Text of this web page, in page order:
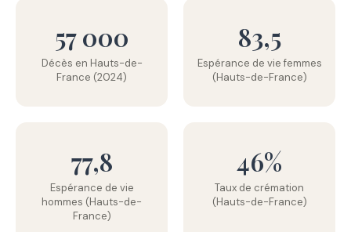
57 000
Décès en Hauts-de-
France (2024)
83,5
Espérance de vie femmes
(Hauts-de-France)
77,8
Espérance de vie
hommes (Hauts-de-
France)
46%
Taux de crémation
(Hauts-de-France)